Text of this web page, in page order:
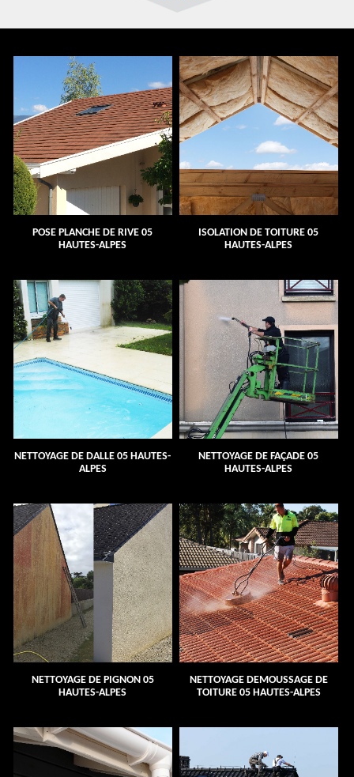
POSE PLANCHE DE RIVE 05
HAUTES-ALPES
ISOLATION DE TOITURE 05
HAUTES-ALPES
NETTOYAGE DE DALLE 05 HAUTES-
ALPES
NETTOYAGE DE FAÇADE 05
HAUTES-ALPES
NETTOYAGE DE PIGNON 05
HAUTES-ALPES
NETTOYAGE DEMOUSSAGE DE
TOITURE 05 HAUTES-ALPES